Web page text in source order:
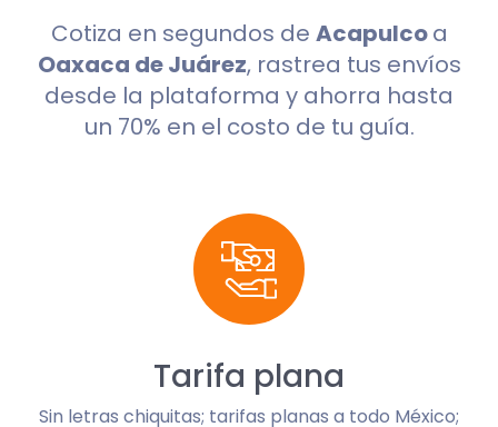
Cotiza en segundos de Acapulcoa
Oaxaca de Juárez, rastrea tus envíos
desde la plataforma y ahorra hasta
un 70% en el costo de tu guía.
Tarifa plana
Sin letras chiquitas; tarifas planas a todo México;